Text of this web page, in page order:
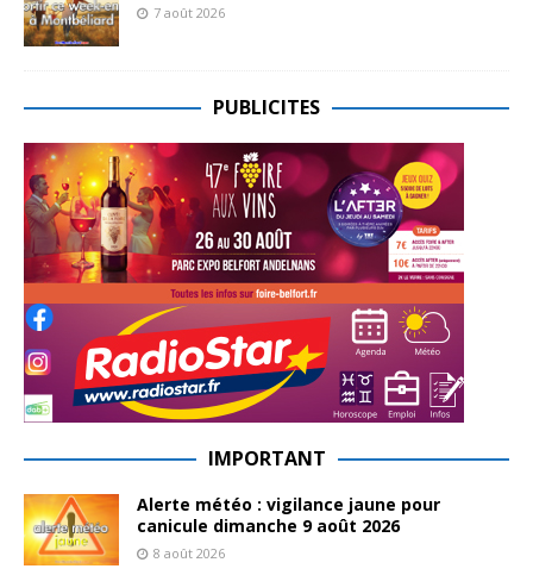
7 août 2026
PUBLICITES
IMPORTANT
Alerte météo : vigilance jaune pour
canicule dimanche 9 août 2026
8 août 2026